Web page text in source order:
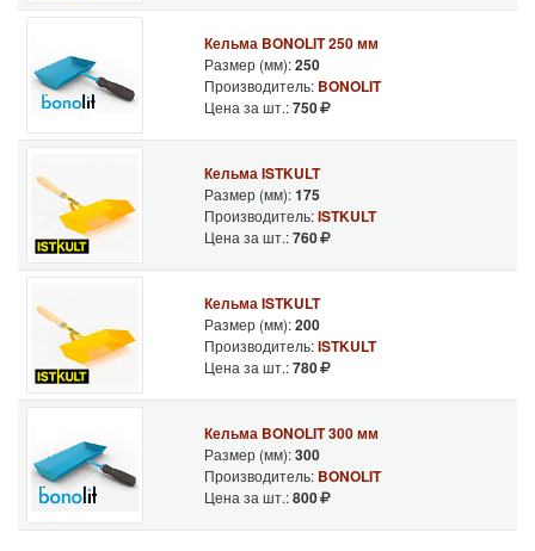
Кельма BONOLIT 250 мм
Размер (мм):250
Производитель: BONOLIT
Цена за шт.:750
Кельма ISTKULT
Размер (мм):175
Производитель:ISTKULT
Цена за шт.:760
Кельма ISTKULT
Размер (мм):200
Производитель:ISTKULT
Цена за шт.:780
Кельма BONOLIT 300 мм
Размер (мм):300
Производитель: BONOLIT
Цена за шт.:800